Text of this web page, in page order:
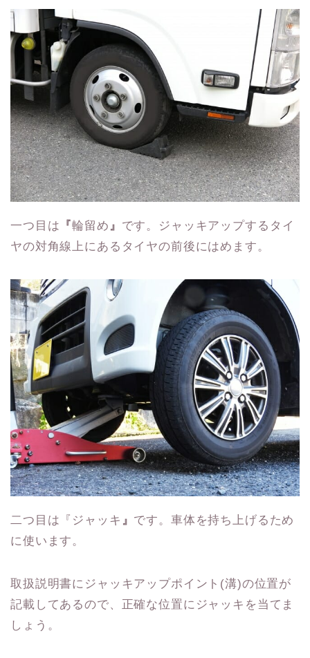
一つ目は 『輪留め 』 です。ジャッキアップするタイ
ヤの対角線上にあるタイヤの前後にはめます。
二つ目は『ジャッキ 』 です。車体を持ち上げるため
に使います。
取扱説明書にジャッキアップポイント(溝)の位置が
記載してあるので、正確な位置にジャッキを当てま
しょう。